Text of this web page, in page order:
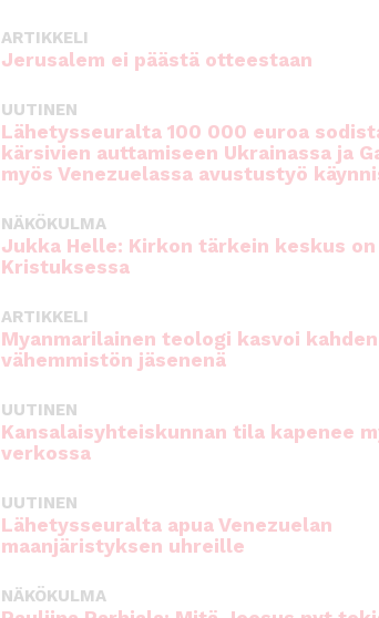
ARTIKKELI
Jerusalem ei päästä otteestaan
UUTINEN
Lähetysseuralta 100 000 euroa
kärsivien auttamiseen Ukrainassa ja
myös Venezuelassa avustustyö
NÄKÖKULMA
Jukka Helle: Kirkon tärkein keskus on
Kristuksessa
ARTIKKELI
Myanmarilainen teologi kasvoi kahden
vähemmistön jäsenenä
UUTINEN
Kansalaisyhteiskunnan tila kapenee
verkossa
UUTINEN
Lähetysseuralta apua Venezuelan
maanjäristyksen uhreille
NÄKÖKULMA